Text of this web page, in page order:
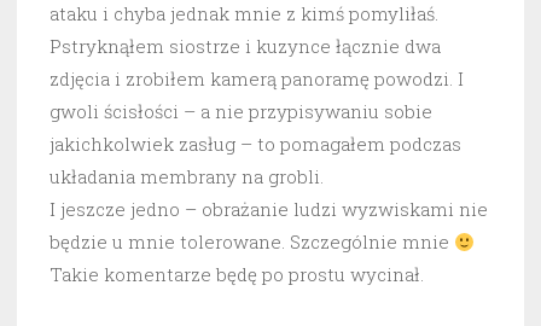
ataku i chyba jednak mnie z kimś pomyliłaś.
Pstryknąłem siostrze i kuzynce łącznie dwa
zdjęcia i zrobiłem kamerą panoramę powodzi. I
gwoli ścisłości – a nie przypisywaniu sobie
jakichkolwiek zasług – to pomagałem podczas
układania membrany na grobli.
I jeszcze jedno – obrażanie ludzi wyzwiskami nie
będzie u mnie tolerowane. Szczególnie mnie
Takie komentarze będę po prostu wycinał.